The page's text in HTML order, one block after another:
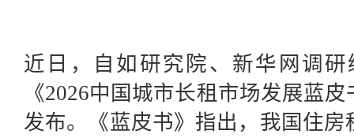
近日， 自如研究院、新华网 调研
《2026中国城市长租市场发展蓝皮
发布。《蓝皮书》指出， 我国住房